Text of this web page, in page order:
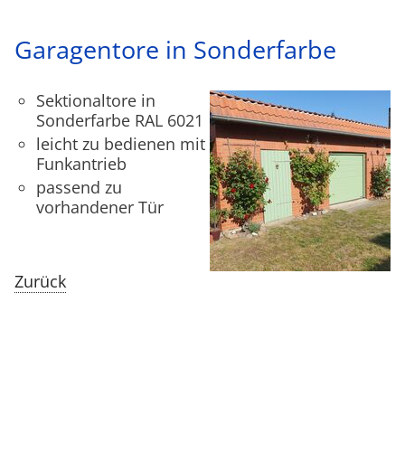
Garagentore in Sonderfarbe
Sektionaltore in
Sonderfarbe RAL 6021
leicht zu bedienen mit
Funkantrieb
passend zu
vorhandener Tür
Zurück